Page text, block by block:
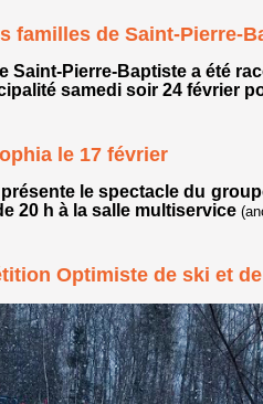
familles de Saint-Pierre-
samedi soir 24 février
le 17 février
le spectacle du
20 h à la salle multiservice
Optimiste de ski et